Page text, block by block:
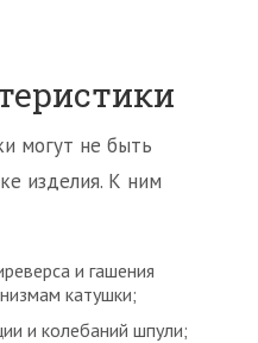
могут не быть
изделия. К ним
и гашения
катушки;
и колебаний шпули;